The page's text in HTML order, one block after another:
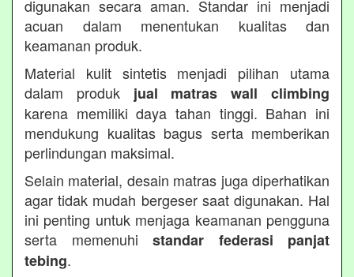
digunakan secara aman. Standar ini menjadi
acuan dalam menentukan kualitas dan
keamanan produk.
Material kulit sintetis menjadi pilihan utama
dalam produk jual matras wall climbing
karena memiliki daya tahan tinggi. Bahan ini
mendukung kualitas bagus serta memberikan
perlindungan maksimal.
Selain material, desain matras juga diperhatikan
agar tidak mudah bergeser saat digunakan. Hal
ini penting untuk menjaga keamanan pengguna
serta memenuhi standar federasi panjat
tebing.